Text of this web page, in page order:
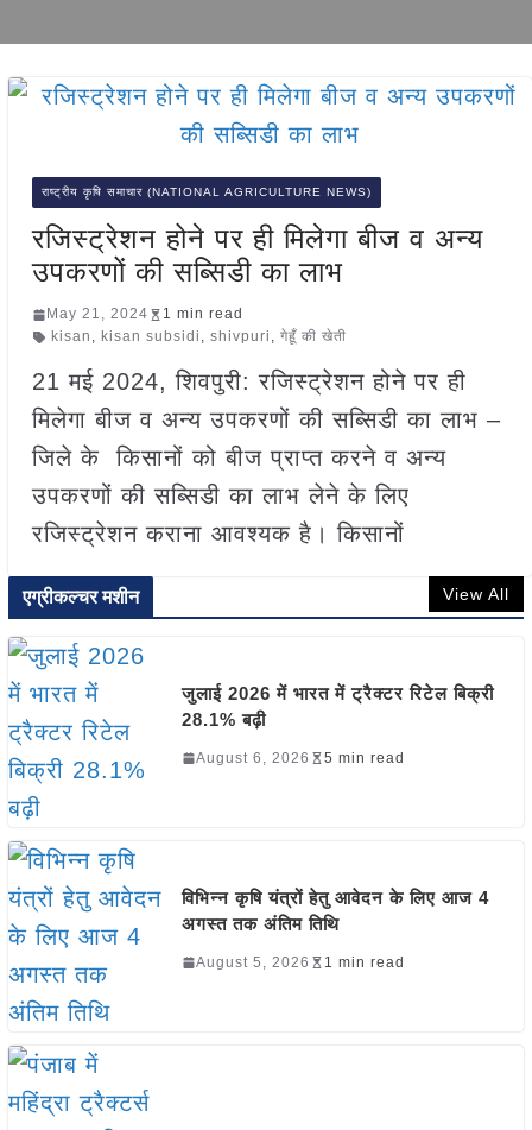
राष्ट्रीय कृषि समाचार (NATIONAL AGRICULTURE NEWS)
रजिस्ट्रेशन होने पर ही मिलेगा बीज व अन्य
उपकरणों की सब्सिडी का लाभ
May 21, 2024
1 min read
kisan , kisan subsidi , shivpuri , गेहूँ की खेती
21 मई 2024, शिवपुरी: रजिस्ट्रेशन होने पर ही
मिलेगा बीज व अन्य उपकरणों की सब्सिडी का लाभ –
जिले के किसानों को बीज प्राप्त करने व अन्य
उपकरणों की सब्सिडी का लाभ लेने के लिए
रजिस्ट्रेशन कराना आवश्यक है। किसानों
एग्रीकल्चर मशीन View All
जुलाई 2026 में भारत में ट्रैक्टर रिटेल बिक्री
28.1% बढ़ी
August 6, 2026 5 min read
विभिन्न कृषि यंत्रों हेतु आवेदन के लिए आज 4
अगस्त तक अंतिम तिथि
August 5, 2026 1 min read